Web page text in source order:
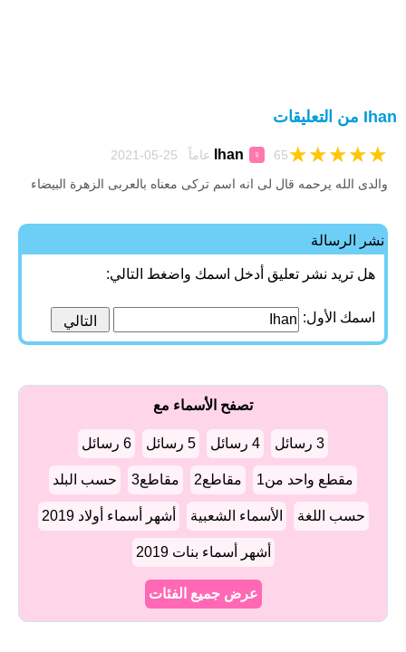
Ihan من التعليقات
Ihan ♀ 65 عاماً 25-05-2021 ★
★
★
★
★
والدى الله يرحمه قال لى انه اسم تركى معناه بالعربى الزهرة البيضاء
نشر الرسالة
هل تريد نشر تعليق أدخل اسمك واضغط التالي:
اسمك الأول:
تصفح الأسماء مع
3 رسائل 4 رسائل 5 رسائل 6 رسائل
مقطع واحد من1 مقاطع2 مقاطع3 حسب البلد
حسب اللغة الأسماء الشعبية أشهر أسماء أولاد 2019
أشهر أسماء بنات 2019
عرض جميع الفئات